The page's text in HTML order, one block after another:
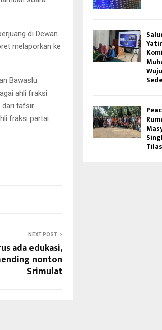
di Dewan
melaporkan ke
Bawaslu
ahli fraksi
dari tafsir
fraksi partai
NEXT POST
ada edukasi,
nonton
Srimulat